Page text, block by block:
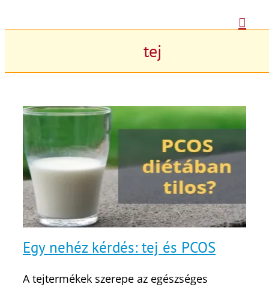
tej
Egy nehéz kérdés: tej és PCOS
A tejtermékek szerepe az egészséges